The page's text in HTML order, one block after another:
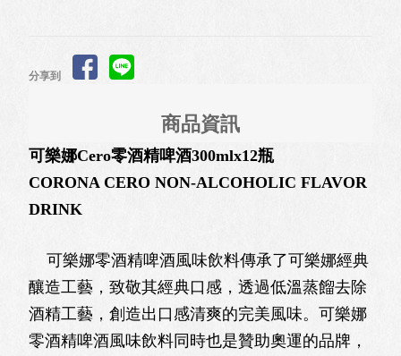
分享到
商品資訊
可樂娜Cero零酒精啤酒300mlx12瓶
CORONA CERO NON-ALCOHOLIC FLAVOR
DRINK
可樂娜零酒精啤酒風味飲料傳承了可樂娜經典
釀造工藝，致敬其經典口感，透過低溫蒸餾去除
酒精工藝，創造出口感清爽的完美風味。可樂娜
零酒精啤酒風味飲料同時也是贊助奧運的品牌，